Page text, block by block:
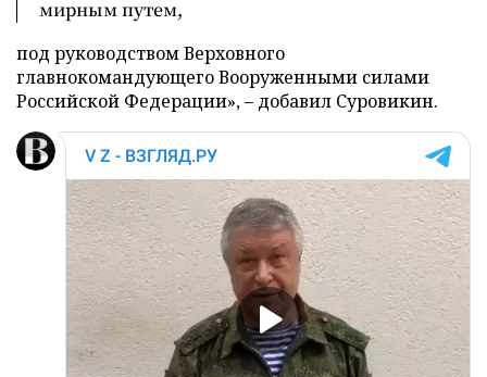
мирным путем,
под руководством Верховного
главнокомандующего Вооруженными силами
Российской Федерации», – добавил Суровикин.